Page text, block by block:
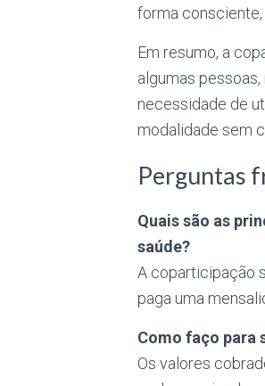
forma
Em resumo, a
algumas
necessidade de
modalidade sem
Perguntas
Quais são as
saúde?
A coparticipação
paga uma
Como faço para
Os valores